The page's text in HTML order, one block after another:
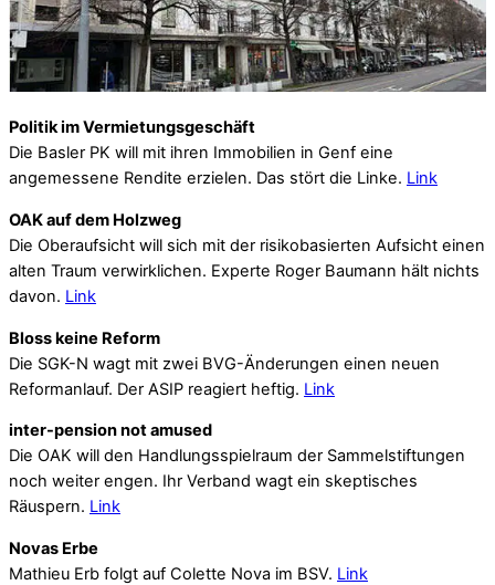
Politik im Vermietungsgeschäft
Die Basler PK will mit ihren Immobilien in Genf eine
angemessene Rendite erzielen. Das stört die Linke. Link
OAK auf dem Holzweg
Die Oberaufsicht will sich mit der risikobasierten Aufsicht einen
alten Traum verwirklichen. Experte Roger Baumann hält nichts
davon. Link
Bloss keine Reform
Die SGK-N wagt mit zwei BVG-Änderungen einen neuen
Reformanlauf. Der ASIP reagiert heftig. Link
inter-pension not amused
Die OAK will den Handlungsspielraum der Sammelstiftungen
noch weiter engen. Ihr Verband wagt ein skeptisches
Räuspern. Link
Novas Erbe
Mathieu Erb folgt auf Colette Nova im BSV. Link